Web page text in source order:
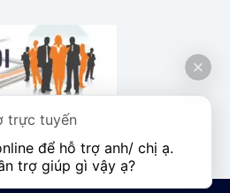
trực tuyến
để hỗ trợ anh/ chị ạ.
trợ giúp gì vậy ạ?